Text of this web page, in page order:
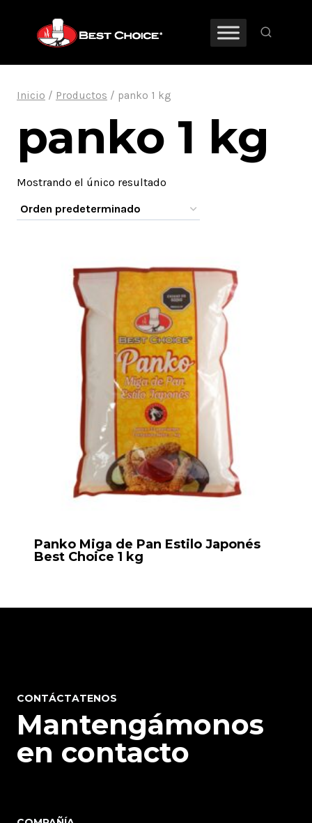
contenido
Inicio / Productos / panko 1 kg
panko 1 kg
Mostrando el único resultado
Panko Miga de Pan Estilo Japonés
Best Choice 1 kg
CONTÁCTATENOS
Mantengámonos
en contacto